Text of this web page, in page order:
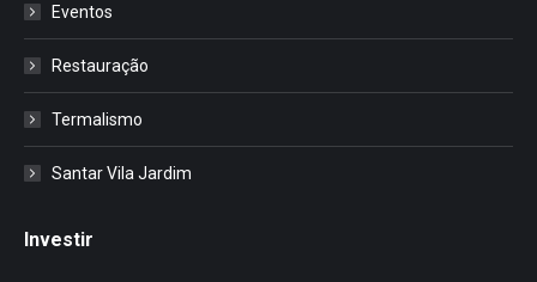
Eventos
Restauração
Termalismo
Santar Vila Jardim
Investir